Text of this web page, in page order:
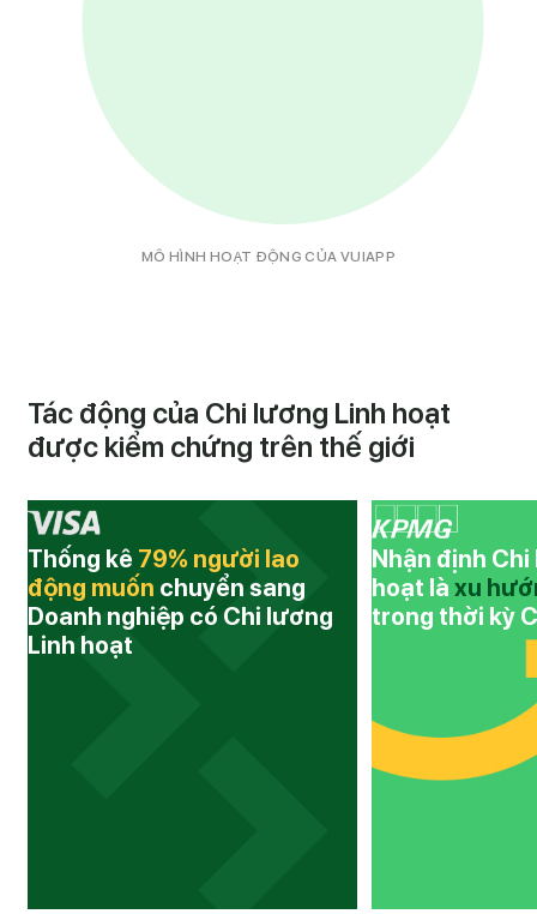
MÔ HÌNH HOẠT ĐỘNG CỦA VUIAPP
Tác động của Chi lương Linh hoạt
được kiểm chứng trên thế giới
Thống kê 79% người lao
động muốn chuyển sang
Doanh nghiệp có Chi lương
Linh hoạt
Nhận định
hoạt là xu
trong thời kỳ